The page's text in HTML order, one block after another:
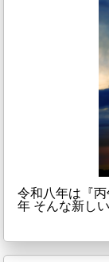
令和八年は『
年 そんな新し